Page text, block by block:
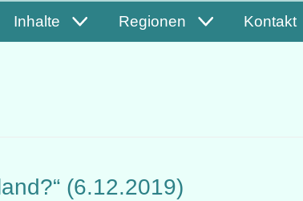
Inhalte Regionen Kontakt
(6.12.2019)